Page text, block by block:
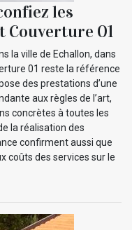
les
Couverture 01
la ville de Echallon, dans
01 reste la référence
des prestations d’une
aux règles de l’art,
concrètes à toutes les
la réalisation des
confirment aussi que
coûts des services sur le